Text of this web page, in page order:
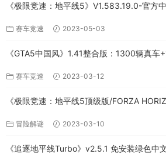
《极限竞速：地平线5》V1.583.19.0-官方
赛车竞速 2023-05-03
《GTA5中国风》1.41整合版：1300辆真车
赛车竞速 2023-03-12
《极限竞速：地平线5顶级版/FORZA
冒险解谜 2023-03-10
《追逐地平线Turbo》v2.5.1 免安装绿色中